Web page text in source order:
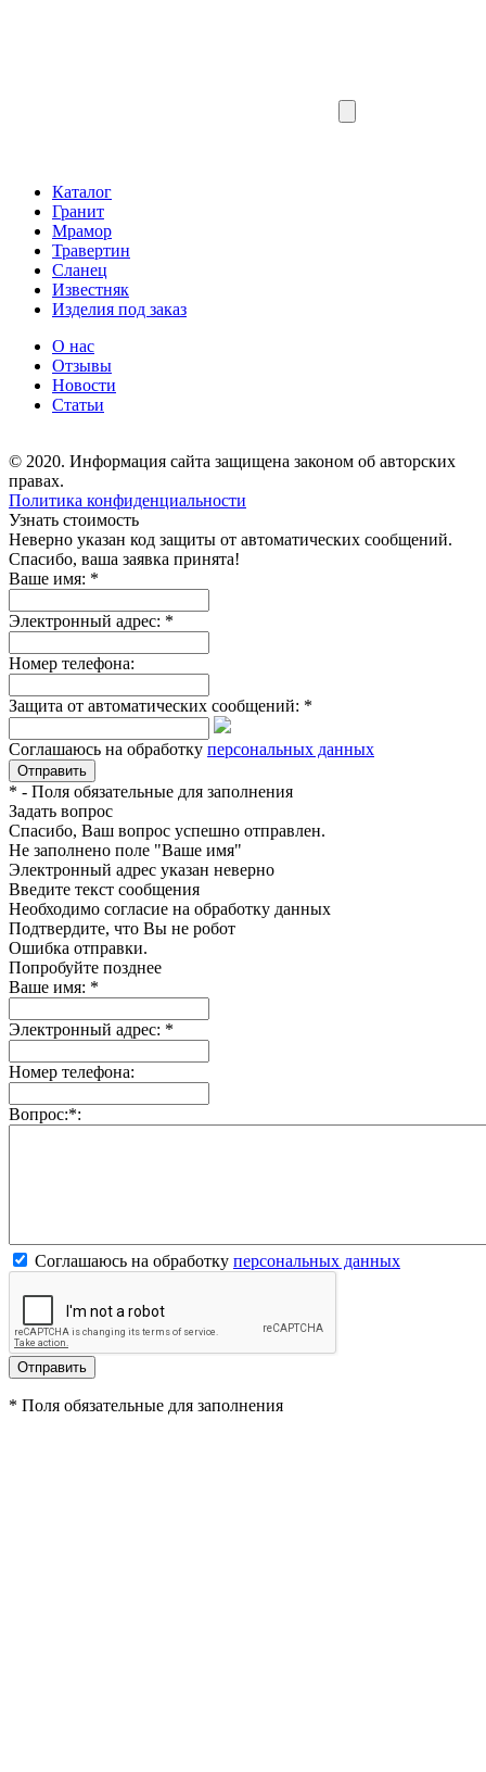
Каталог
Гранит
Мрамор
Травертин
Сланец
Известняк
Изделия под заказ
О нас
Отзывы
Новости
Статьи
© 2020. Информация сайта защищена законом об авторских
правах.
Политика конфиденциальности
Узнать стоимость
Неверно указан код защиты от автоматических сообщений.
Спасибо, ваша заявка принята!
Ваше имя: *
Электронный адрес: *
Номер телефона:
Защита от автоматических сообщений: *
Соглашаюсь на обработку персональных данных
* - Поля обязательные для заполнения
Задать вопрос
Спасибо, Ваш вопрос успешно отправлен.
Не заполнено поле "Ваше имя"
Электронный адрес указан неверно
Введите текст сообщения
Необходимо согласие на обработку данных
Подтвердите, что Вы не робот
Ошибка отправки.
Попробуйте позднее
Ваше имя: *
Электронный адрес: *
Номер телефона:
Вопрос:*:
Соглашаюсь на обработку персональных данных
* Поля обязательные для заполнения